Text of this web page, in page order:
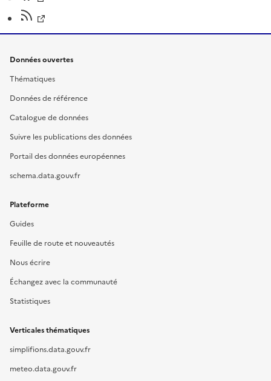
Données ouvertes
Thématiques
Données de référence
Catalogue de données
Suivre les publications des données
Portail des données européennes
schema.data.gouv.fr
Plateforme
Guides
Feuille de route et nouveautés
Nous écrire
Échangez avec la communauté
Statistiques
Verticales thématiques
simplifions.data.gouv.fr
meteo.data.gouv.fr